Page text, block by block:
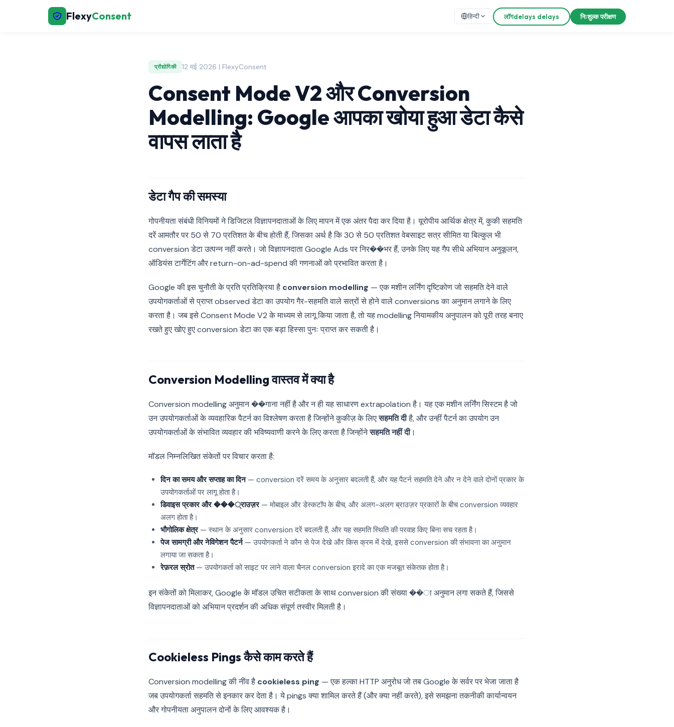
FlexyConsent हिन्दी लॉगdelays delays निःशुल्क परीक्षण
प्रौद्योगिकी 12 मई 2026 | FlexyConsent
Consent Mode V2 और Conversion
Modelling: Google आपका खोया हुआ डेटा कैसे
वापस लाता है
डेटा गैप की समस्या
गोपनीयता संबंधी विनियमों ने डिजिटल विज्ञापनदाताओं के लिए मापन में एक अंतर पैदा कर दिया है। यूरोपीय आर्थिक क्षेत्र में, कुकी सहमति
दरें आमतौर पर 50 से 70 प्रतिशत के बीच होती हैं, जिसका अर्थ है कि 30 से 50 प्रतिशत वेबसाइट सत्र सीमित या बिल्कुल भी
conversion डेटा उत्पन्न नहीं करते। जो विज्ञापनदाता Google Ads पर निर��भर हैं, उनके लिए यह गैप सीधे अभियान अनुकूलन,
ऑडियंस टार्गेटिंग और return-on-ad-spend की गणनाओं को प्रभावित करता है।
Google की इस चुनौती के प्रति प्रतिक्रिया है conversion modelling — एक मशीन लर्निंग दृष्टिकोण जो सहमति देने वाले
उपयोगकर्ताओं से प्राप्त observed डेटा का उपयोग गैर-सहमति वाले सत्रों से होने वाले conversions का अनुमान लगाने के लिए
करता है। जब इसे Consent Mode V2 के माध्यम से लागू किया जाता है, तो यह modelling नियामकीय अनुपालन को पूरी तरह बनाए
रखते हुए खोए हुए conversion डेटा का एक बड़ा हिस्सा पुनः प्राप्त कर सकती है।
Conversion Modelling वास्तव में क्या है
Conversion modelling अनुमान ��गाना नहीं है और न ही यह साधारण extrapolation है। यह एक मशीन लर्निंग सिस्टम है जो
उन उपयोगकर्ताओं के व्यवहारिक पैटर्न का विश्लेषण करता है जिन्होंने कुकीज़ के लिएसहमति दीहै, और उन्हीं पैटर्न का उपयोग उन
उपयोगकर्ताओं के संभावित व्यवहार की भविष्यवाणी करने के लिए करता है जिन्होंनेसहमति नहीं दी।
मॉडल निम्नलिखित संकेतों पर विचार करता है:
दिन का समय और सप्ताह का दिन— conversion दरें समय के अनुसार बदलती हैं, और यह पैटर्न सहमति देने और न देने वाले दोनों प्रकार के
उपयोगकर्ताओं पर लागू होता है।
डिवाइस प्रकार और ���्राउज़र— मोबाइल और डेस्कटॉप के बीच, और अलग-अलग ब्राउज़र प्रकारों के बीच conversion व्यवहार
अलग होता है।
भौगोलिक क्षेत्र— स्थान के अनुसार conversion दरें बदलती हैं, और यह सहमति स्थिति की परवाह किए बिना सच रहता है।
पेज सामग्री और नेविगेशन पैटर्न— उपयोगकर्ता ने कौन से पेज देखे और किस क्रम में देखे, इससे conversion की संभावना का अनुमान
लगाया जा सकता है।
रेफ़रल स्रोत— उपयोगकर्ता को साइट पर लाने वाला चैनल conversion इरादे का एक मजबूत संकेतक होता है।
इन संकेतों को मिलाकर, Google के मॉडल उचित सटीकता के साथ conversion की संख्या ��ा अनुमान लगा सकते हैं, जिससे
विज्ञापनदाताओं को अभियान प्रदर्शन की अधिक संपूर्ण तस्वीर मिलती है।
Cookieless Pings कैसे काम करते हैं
Conversion modelling की नींव है cookieless ping — एक हल्का HTTP अनुरोध जो तब Google के सर्वर पर भेजा जाता है
जब उपयोगकर्ता सहमति से इनकार कर देता है। ये pings क्या शामिल करते हैं (और क्या नहीं करते), इसे समझना तकनीकी कार्यान्वयन
और गोपनीयता अनुपालन दोनों के लिए आवश्यक है।